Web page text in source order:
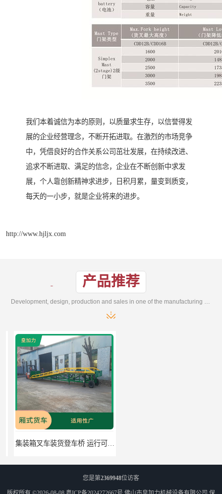
我们本着诚信为本的原则，以质量求生存，以信誉得发
展的企业经营理念，不断开拓进取。在激烈的市场竞争
中，凭借良好的合作关系公司茁壮发展，在持续改进、
追求不断进取、满足的信念，企业在不断创新中求发
展，个人靠创新精神求进步，日积月累，量变到质变，
每天的一小步，就是企业将来的进步。
http://www.hjljx.com
产品推荐
集装箱叉车装货登车桥 运行可靠 节省空间
您是第2369948位访客